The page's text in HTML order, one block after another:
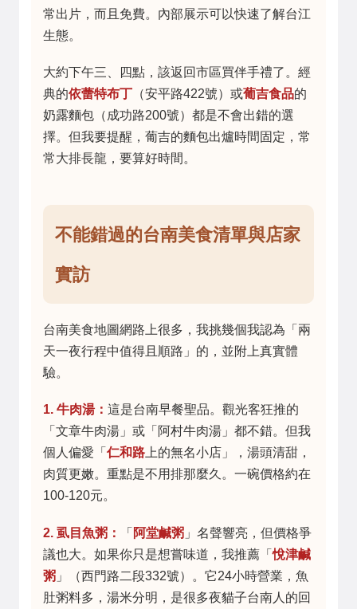
常出片，而且免費。內部展示可以快速了解台江
生態。
大約下午三、四點，該返回市區買伴手禮了。經
典的依蕾特布丁 （安平路422號）或葡吉食品的
奶露麵包（成功路200號）都是不會出錯的選
擇。但我要提醒，葡吉的麵包出爐時間固定，常
常大排長龍，要算好時間。
不能錯過的台南美食清單與店家
實訪
台南美食地圖網路上很多，我挑幾個我認為「兩
天一夜行程中值得且順路」的，並附上真實體
驗。
1. 牛肉湯： 這是台南早餐聖品。觀光客狂推的
「文章牛肉湯」或「阿村牛肉湯」都不錯。但我
個人偏愛「 仁和路 上的無名小店」，湯頭清甜，
肉質更嫩。重點是不用排那麼久。一碗價格約在
100-120元。
2. 虱目魚粥： 「 阿堂鹹粥 」名聲響亮，但價格爭
議也大。如果你只是想嘗味道，我推薦「悅津鹹
粥 」（西門路二段332號）。它24小時營業，魚
肚粥料多，湯米分明，是很多夜貓子台南人的回